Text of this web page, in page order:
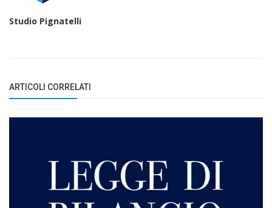
Studio Pignatelli
ARTICOLI CORRELATI